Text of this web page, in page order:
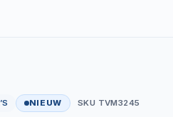
NIEUW SKU TVM3245